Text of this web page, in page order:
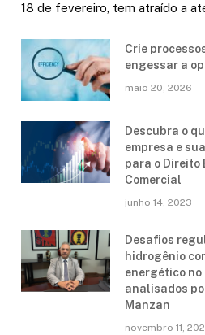
18 de fevereiro, tem atraído a
Crie
engessar a
maio 20, 2026
Descubra o
empresa e
para o Direito
Comercial
junho 14, 2023
Desafios
hidrogênio
energético no
analisados
Manzan
novembro 11,